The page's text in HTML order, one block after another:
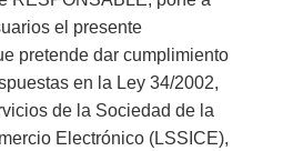
el presente
pretende dar cumplimiento
en la Ley 34/2002,
de la Sociedad de la
Electrónico (LSSICE),